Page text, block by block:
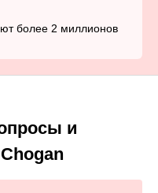
более 2 миллионов
и